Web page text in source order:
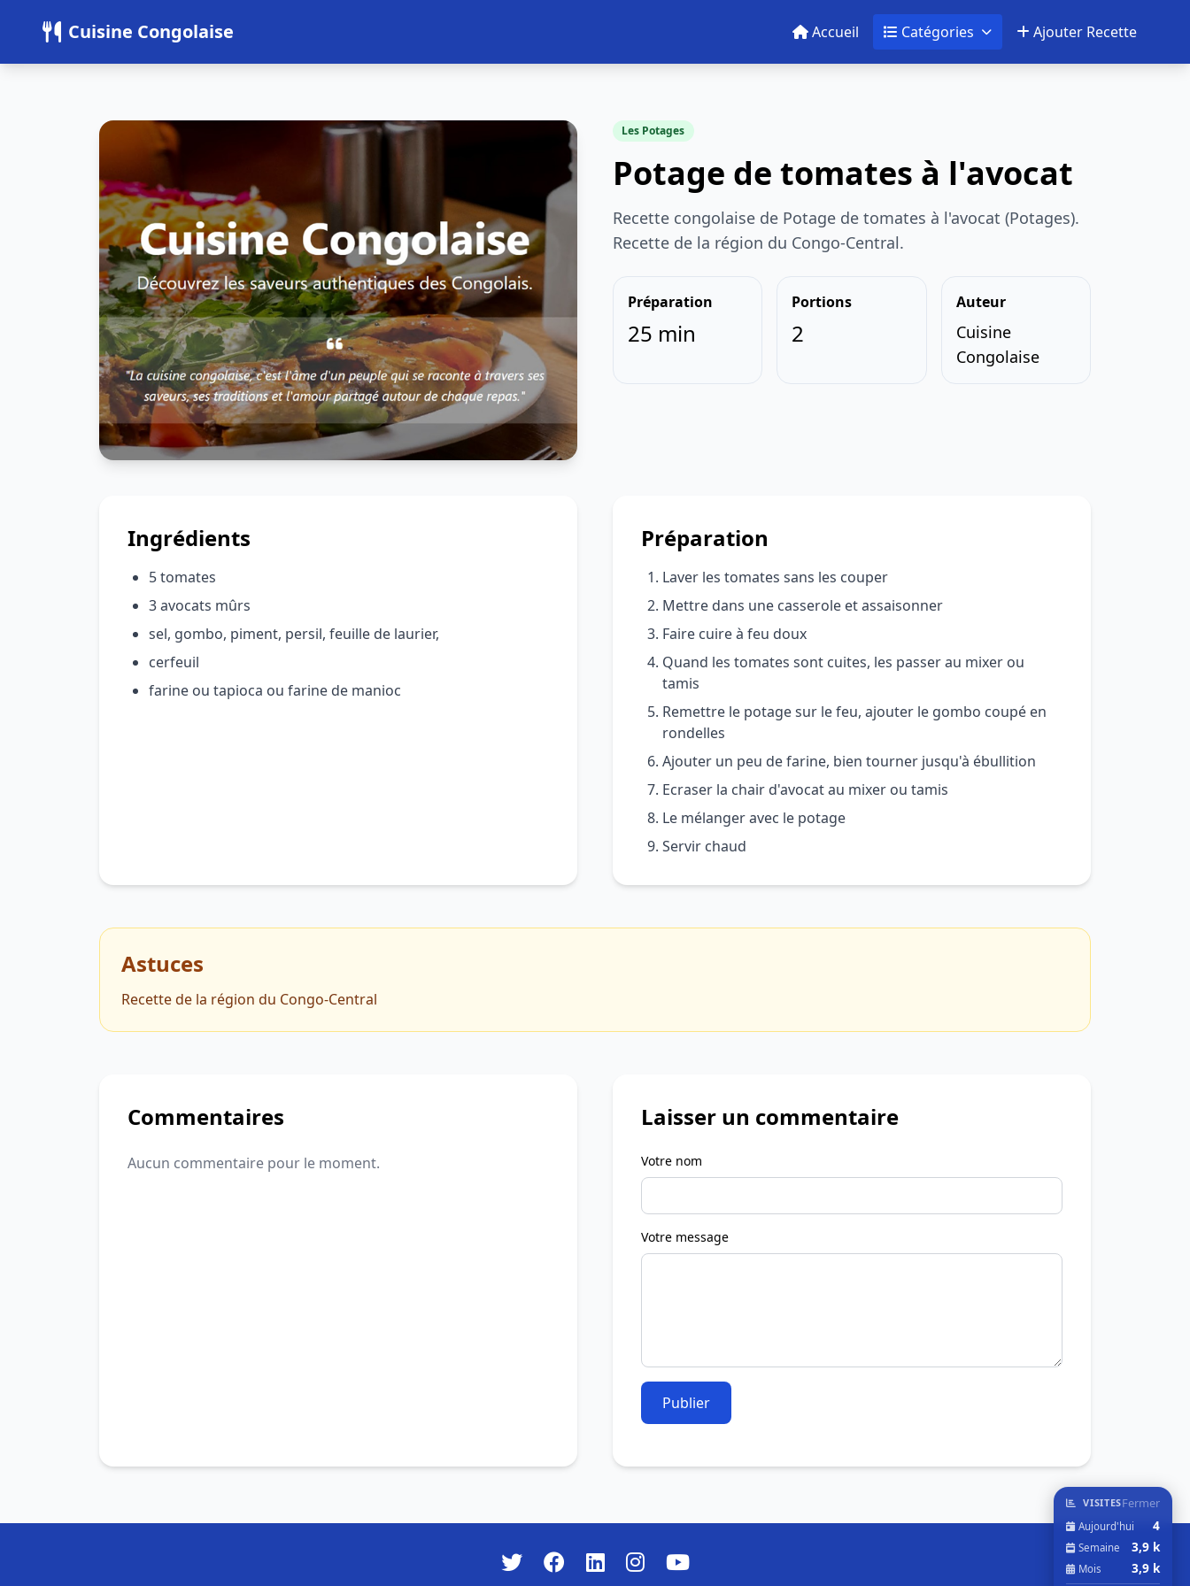
Cuisine Congolaise Accueil Catégories Ajouter Recette
Les Potages
Potage de tomates à l'avocat
Recette congolaise de Potage de tomates à l'avocat (Potages).
Recette de la région du Congo-Central.
Préparation
25 min
Portions
2
Auteur
Cuisine
Congolaise
Ingrédients
5 tomates
3 avocats mûrs
sel, gombo, piment, persil, feuille de laurier,
cerfeuil
farine ou tapioca ou farine de manioc
Préparation
Laver les tomates sans les couper
Mettre dans une casserole et assaisonner
Faire cuire à feu doux
Quand les tomates sont cuites, les passer au mixer ou
tamis
Remettre le potage sur le feu, ajouter le gombo coupé en
rondelles
Ajouter un peu de farine, bien tourner jusqu'à ébullition
Ecraser la chair d'avocat au mixer ou tamis
Le mélanger avec le potage
Servir chaud
Astuces
Recette de la région du Congo-Central
Commentaires
Aucun commentaire pour le moment.
Laisser un commentaire
Votre nom
Votre message
Publier
VISITESFermer
Aujourd'hui 4
Semaine 3,9 k
Mois 3,9 k